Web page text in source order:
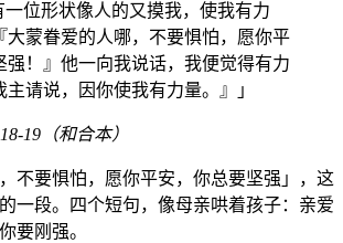
一位形状像人的又摸我，使我有力
大蒙眷爱的人哪，不要惧怕，愿你平
强！』他一向我说话，我便觉得有力
主请说，因你使我有力量。』」
19（和合本）
不要惧怕，愿你平安，你总要坚强」，这
一段。四个短句，像母亲哄着孩子：亲爱
要刚强。